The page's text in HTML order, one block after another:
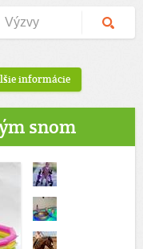
informácie
snom